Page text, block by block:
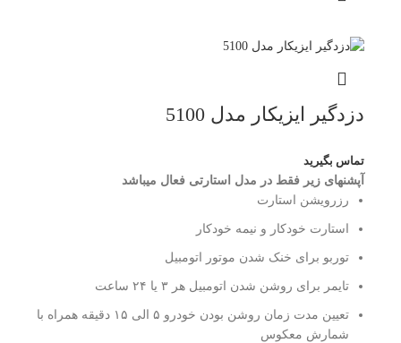
دزدگیر ایزیکار مدل 5100
تماس بگیرید
آپشن؜های زیر فقط در مدل استارتی فعال می؜باشد
رزرویشن استارت
استارت خودکار و نیمه خودکار
توربو برای خنک شدن موتور اتومبیل
تایمر برای روشن شدن اتومبیل هر ۳ یا ۲۴ ساعت
تعیین مدت زمان روشن بودن خودرو ۵ الی ۱۵ دقیقه همراه با
شمارش معکوس